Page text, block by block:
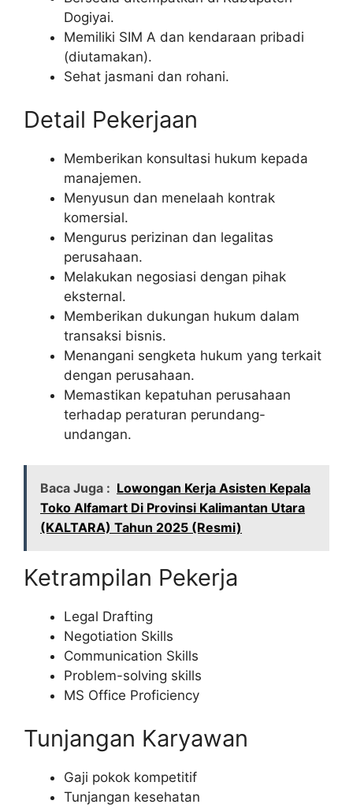
Dogiyai.
Memiliki SIM A dan kendaraan pribadi
(diutamakan).
Sehat jasmani dan rohani.
Detail Pekerjaan
Memberikan konsultasi hukum kepada
manajemen.
Menyusun dan menelaah kontrak
komersial.
Mengurus perizinan dan legalitas
perusahaan.
Melakukan negosiasi dengan pihak
eksternal.
Memberikan dukungan hukum dalam
transaksi bisnis.
Menangani sengketa hukum yang terkait
dengan perusahaan.
Memastikan kepatuhan perusahaan
terhadap peraturan perundang-
undangan.
Baca Juga : Lowongan Kerja Asisten Kepala
Toko Alfamart Di Provinsi Kalimantan Utara
(KALTARA) Tahun 2025 (Resmi)
Ketrampilan Pekerja
Legal Drafting
Negotiation Skills
Communication Skills
Problem-solving skills
MS Office Proficiency
Tunjangan Karyawan
Gaji pokok kompetitif
Tunjangan kesehatan